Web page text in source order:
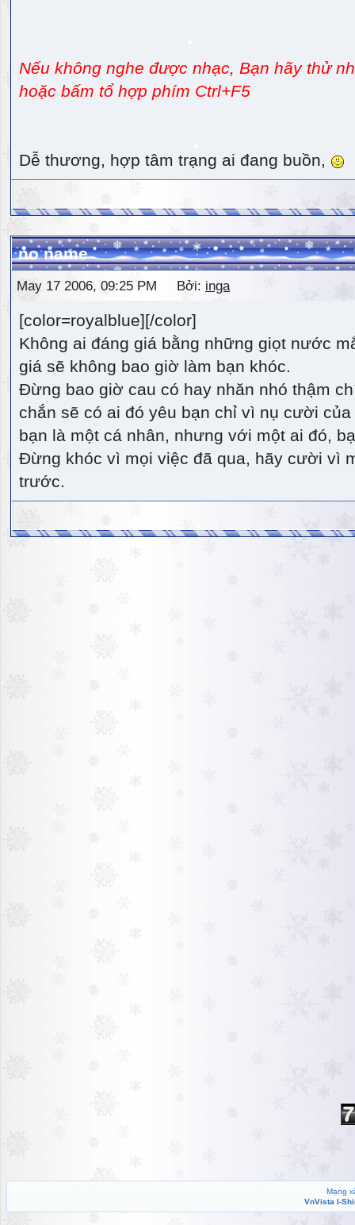
Nếu không nghe được nhạc, Bạn hãy thử
hoặc bấm tổ hợp phím Ctrl+F5
Dễ thương, hợp tâm trạng ai đang buồn,
no name
May 17 2006, 09:25 PM Bởi: inga
[color=royalblue][/color]
Không ai đáng giá bằng những giọt nước
giá sẽ không bao giờ làm bạn khóc.
Đừng bao giờ cau có hay nhăn nhó thậm
chắn sẽ có ai đó yêu bạn chỉ vì nụ cười
bạn là một cá nhân, nhưng với một ai đó,
Đừng khóc vì mọi việc đã qua, hãy cười vì
trước.
Mạng
VnVista I-